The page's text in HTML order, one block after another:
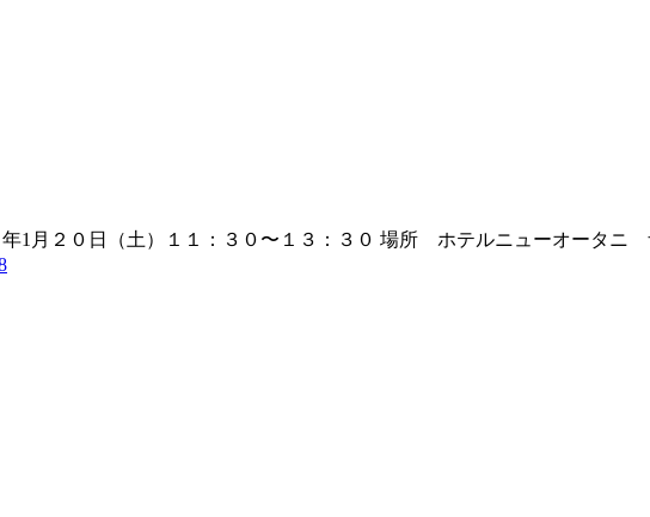
1月２０日（土）１１：３０〜１３：３０ 場所 ホテルニューオータ